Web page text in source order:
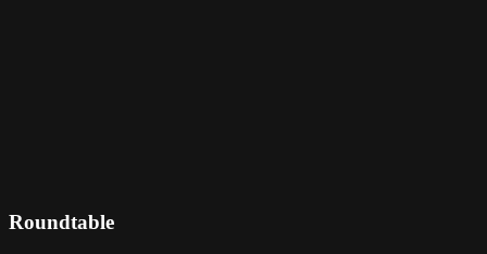
Roundtable